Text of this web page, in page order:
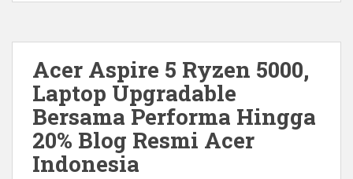
Acer Aspire 5 Ryzen 5000,
Laptop Upgradable
Bersama Performa Hingga
20% Blog Resmi Acer
Indonesia